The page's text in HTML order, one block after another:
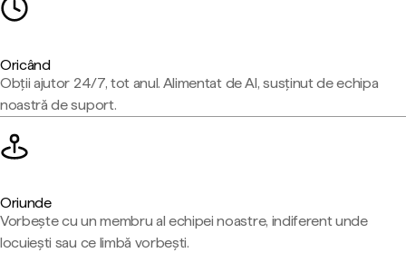
Oricând
Obții ajutor 24/7, tot anul. Alimentat de AI, susținut de echipa
noastră de suport.
Oriunde
Vorbește cu un membru al echipei noastre, indiferent unde
locuiești sau ce limbă vorbești.